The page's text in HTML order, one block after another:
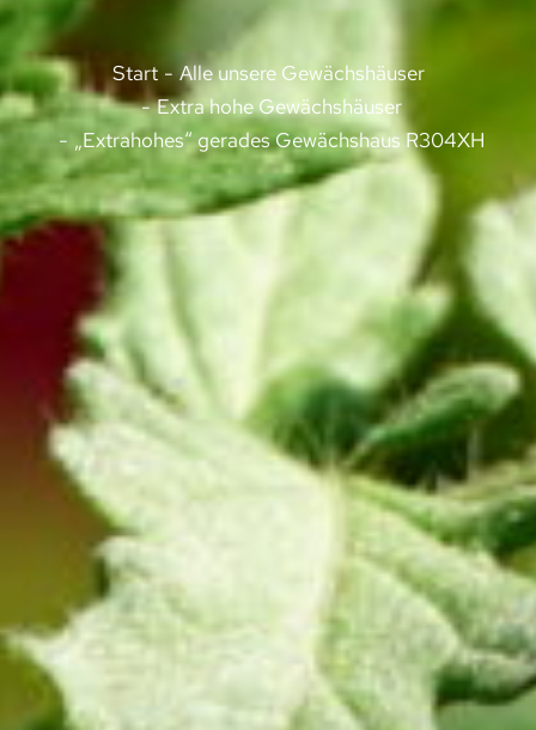
Sie befinden sich hier:
Start
Alle unsere Gewächshäuser
Extra hohe Gewächshäuser
„Extrahohes“ gerades Gewächshaus R304XH